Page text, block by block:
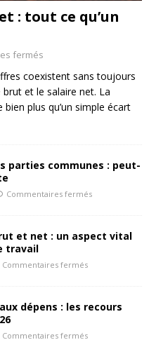
: tout ce qu’un
fermés
coexistent sans toujours
brut et le salaire net. La
plus qu’un simple écart
parties communes : peut-
Commentaires fermés
et net : un aspect vital
travail
Commentaires fermés
dépens : les recours
Commentaires fermés